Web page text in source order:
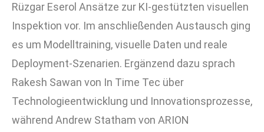
Rüzgar Eserol Ansätze zur KI-gestützten visuellen
Inspektion vor. Im anschließenden Austausch ging
es um Modelltraining, visuelle Daten und reale
Deployment-Szenarien. Ergänzend dazu sprach
Rakesh Sawan von In Time Tec über
Technologieentwicklung und Innovationsprozesse,
während Andrew Statham von ARION